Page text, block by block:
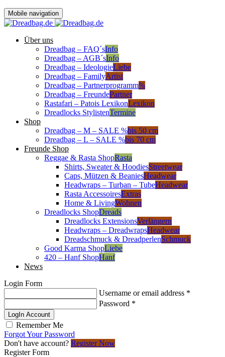
Mobile navigation
Über uns
Dreadbag – FAQ´sInfo
Dreadbag – AGB´sInfo
Dreadbag – IdeologieLiebe
Dreadbag – FamilyArtist
Dreadbag – Partnerprogramm%
Dreadbag – FreundePartner
Rastafari – Patois LexikonLexikon
Dreadlocks StylistenTermine
Shop
Dreadbag – M – SALE %bis 50 cm
Dreadbag – L – SALE %bis 70 cm
Freunde Shop
Reggae & Rasta ShopRasta
Shirts, Sweater & HoodiesStreetwear
Caps, Mützen & BeaniesHeadwear
Headwraps – Turban – TubeHeadwear
Rasta AccessoiresExtras
Home & LivingWohnen
Dreadlocks ShopDreads
Dreadlocks ExtensionsVerlängern
Headwraps – DreadwrapsHeadwear
Dreadschmuck & DreadperlenSchmuck
Good Karma ShopLiebe
420 – Hanf ShopHanf
News
Login Form
Username or email address *
Password *
LogIn Account
Remember Me
Forgot Your Password
Don't have account? Register Now
Register Form